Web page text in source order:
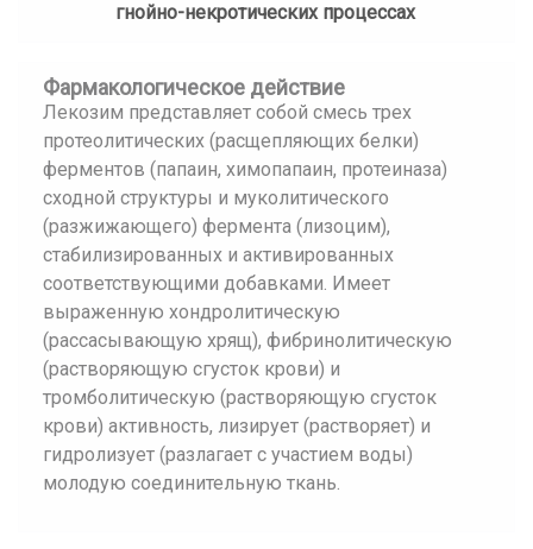
гнойно-некротических процессах
Фармакологическое действие
Лекозим представляет собой смесь трех
протеолитических (расщепляющих белки)
ферментов (папаин, химопапаин, протеиназа)
сходной структуры и муколитического
(разжижающего) фермента (лизоцим),
стабилизированных и активированных
соответствующими добавками. Имеет
выраженную хондролитическую
(рассасывающую хрящ), фибринолитическую
(растворяющую сгусток крови) и
тромболитическую (растворяющую сгусток
крови) активность, лизирует (растворяет) и
гидролизует (разлагает с участием воды)
молодую соединительную ткань.